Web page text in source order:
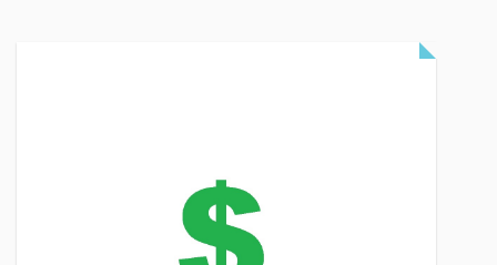
CZYTAJ WIĘCEJ